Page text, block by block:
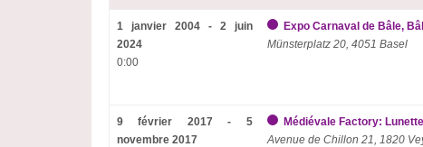
1 janvier 2004 - 2 juin
2024
0:00
Expo Carnaval de Bâle,
Münsterplatz 20, 4051 Basel
9 février 2017 - 5
novembre 2017
Médiévale Factory:
Avenue de Chillon 21, 1820